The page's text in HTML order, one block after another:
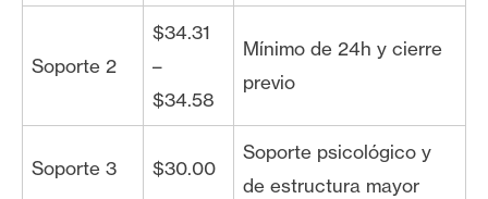
Soporte 2
$34.31
–
$34.58
Mínimo de 24h y cierre
previo
Soporte 3 $30.00
Soporte psicológico y
de estructura mayor